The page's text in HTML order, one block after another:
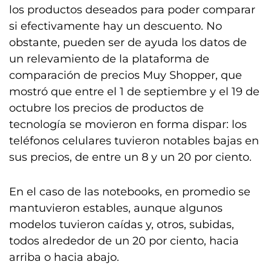
los productos deseados para poder comparar
si efectivamente hay un descuento. No
obstante, pueden ser de ayuda los datos de
un relevamiento de la plataforma de
comparación de precios Muy Shopper, que
mostró que entre el 1 de septiembre y el 19 de
octubre los precios de productos de
tecnología se movieron en forma dispar: los
teléfonos celulares tuvieron notables bajas en
sus precios, de entre un 8 y un 20 por ciento.
En el caso de las notebooks, en promedio se
mantuvieron estables, aunque algunos
modelos tuvieron caídas y, otros, subidas,
todos alrededor de un 20 por ciento, hacia
arriba o hacia abajo.